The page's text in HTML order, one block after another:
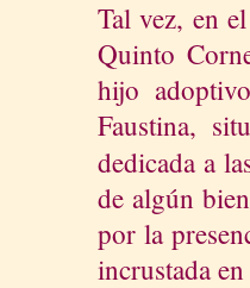
Tal vez, en
Quinto
hijo
Faustina,
dedicada a
de algún
por la
incrustada